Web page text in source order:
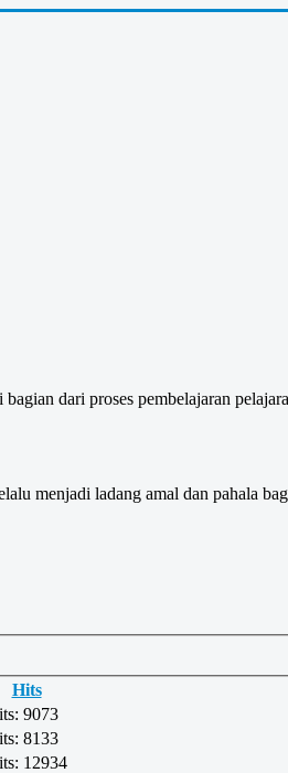
dari proses pembelajaran
menjadi ladang amal dan pahala
Hits
9073
8133
12934